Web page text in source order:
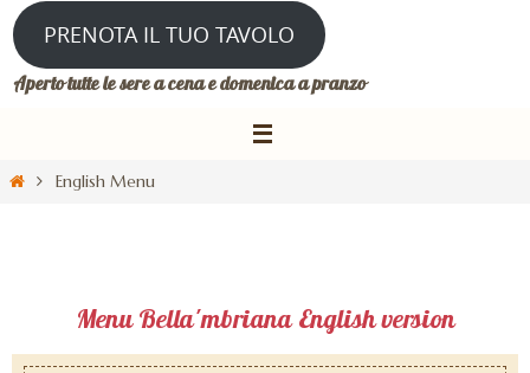
PRENOTA IL TUO TAVOLO
Aperto tutte le sere a cena e domenica a pranzo
English Menu
Menu Bella'mbriana English version